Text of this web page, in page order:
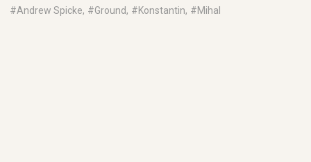
#Andrew Spicke, #Ground, #Konstantin, #Mihal